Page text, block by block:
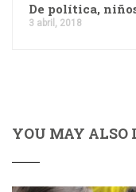
De política,
3 abril, 2018
YOU MAY ALSO